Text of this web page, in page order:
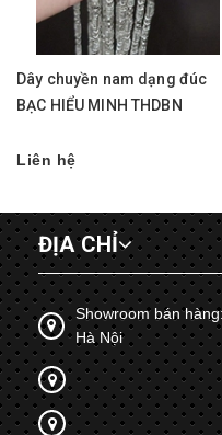
Dây chuyền nam dạng đúc
BẠC HIỂU MINH THDBN
Liên hệ
ĐỊA CHỈ
Showroom bán
Hà Nội